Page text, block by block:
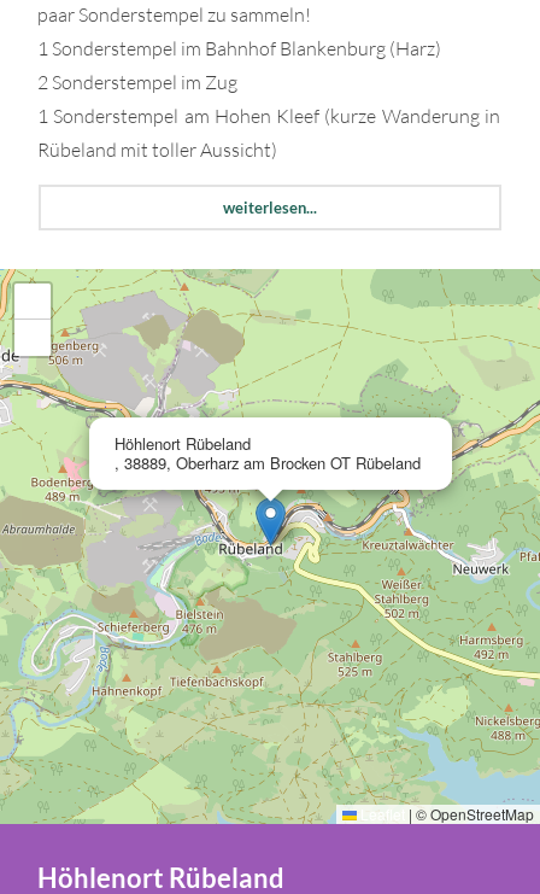
paar Sonderstempel zu sammeln!
1 Sonderstempel im Bahnhof Blankenburg (Harz)
2 Sonderstempel im Zug
1 Sonderstempel am Hohen Kleef (kurze Wanderung in
Rübeland mit toller Aussicht)
Der Förderverein Rübelandbahn mit der Mammut, hat
Zusatzinfos:
Abfahrt nach Rübeland
13:15 Uhr Abfahrt Blankenburg (Harz)
14:00Uhr Ankunft Rübeland
Abfahrt nach Blankenburg ( Harz)
15:55 Uhr Abfahrt Rübeland
16:40 Uhr Ankunft Blankenburg (Harz)
weiterlesen...
Höhlenort Rübeland
, 38889, Oberharz am Brocken OT Rübeland
Leaflet | © OpenStreetMap
Höhlenort Rübeland